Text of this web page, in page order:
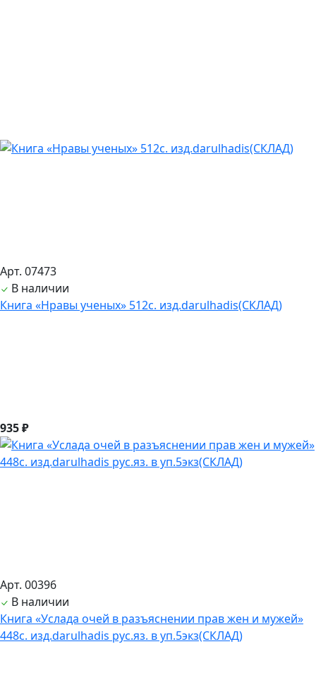
Арт. 07473
В наличии
Книга «Нравы ученых» 512с. изд.darulhadis(СКЛАД)
935 ₽
Арт. 00396
В наличии
Книга «Услада очей в разъяснении прав жен и мужей»
448с. изд.darulhadis рус.яз. в уп.5экз(СКЛАД)